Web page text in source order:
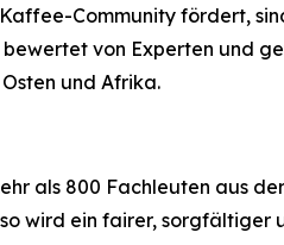
Community fördert,
von Experten und
und Afrika.
als 800 Fachleuten aus
wird ein fairer,